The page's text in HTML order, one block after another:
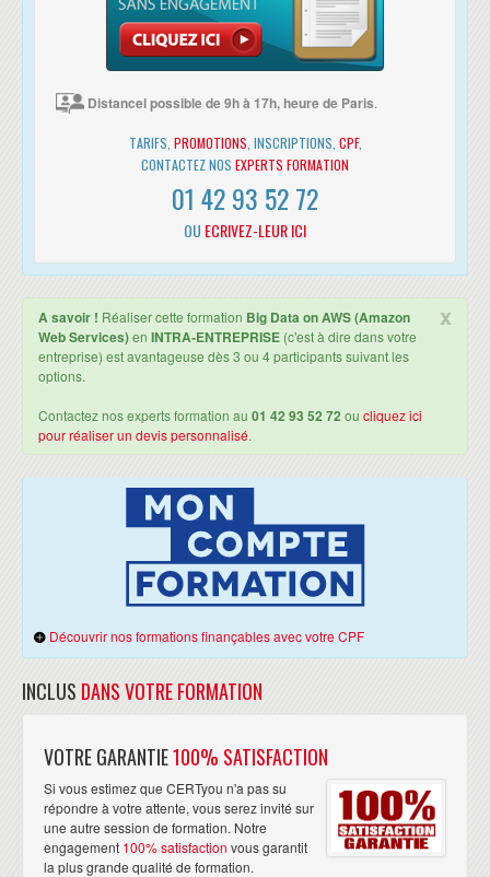
Distancel possible de 9h à 17h, heure de Paris.
TARIFS, PROMOTIONS , INSCRIPTIONS, CPF,
CONTACTEZ NOS EXPERTS FORMATION
01 42 93 52 72
OU ECRIVEZ-LEUR ICI
x
A savoir ! Réaliser cette formation Big Data on AWS (Amazon
Web Services)en INTRA-ENTREPRISE (c'est à dire dans votre
entreprise) est avantageuse dès 3 ou 4 participants suivant les
options.
Contactez nos experts formation au 01 42 93 52 72 ou cliquez ici
pour réaliser un devis personnalisé.
Découvrir nos formations finançables avec votre CPF
INCLUS DANS VOTRE FORMATION
VOTRE GARANTIE100% SATISFACTION
Si vous estimez que CERTyou n'a pas su
répondre à votre attente, vous serez invité sur
une autre session de formation. Notre
engagement 100% satisfaction vous garantit
la plus grande qualité de formation.